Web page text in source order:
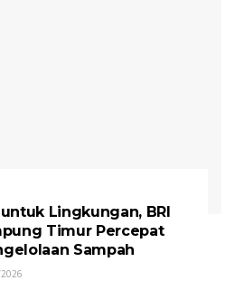
Lingkungan, BRI
Timur Percepat
Sampah